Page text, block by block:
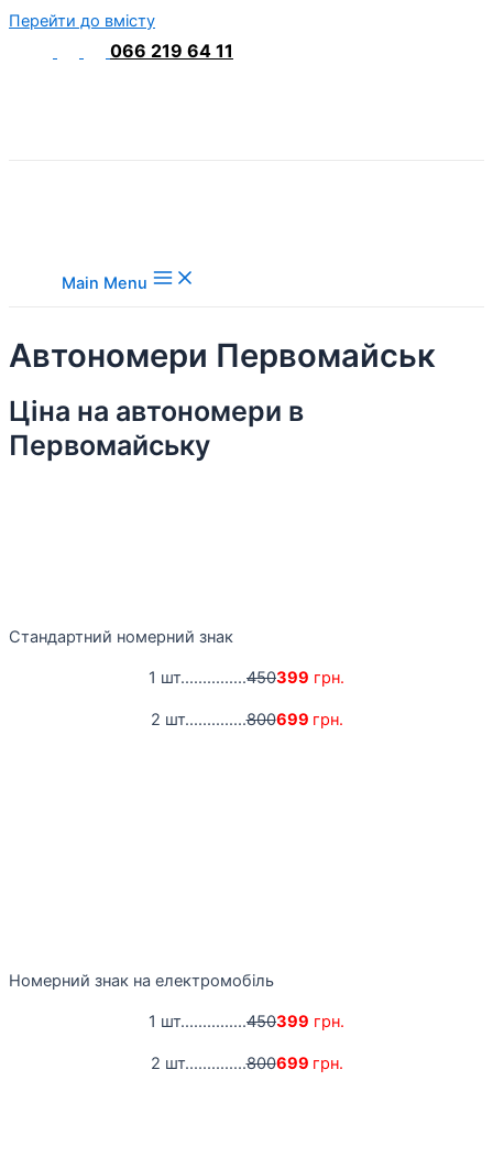
Перейти до вмісту
066 219 64 11
Main Menu
Автономери Первомайськ
Ціна на автономери в
Первомайську
Стандартний номерний знак
1 шт...............450399 грн.
2 шт..............800699 грн.
Номерний знак на електромобіль
1 шт...............450399 грн.
2 шт..............800699 грн.